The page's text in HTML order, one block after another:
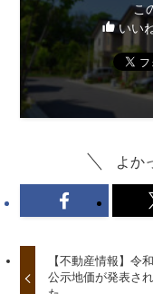
こ
いい
よか
【不動産情報】令
公示地価が発表さ